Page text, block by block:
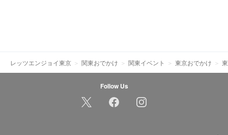
レッツエンジョイ東京 関東おでかけ 関東イベント 東京おでかけ
Follow Us